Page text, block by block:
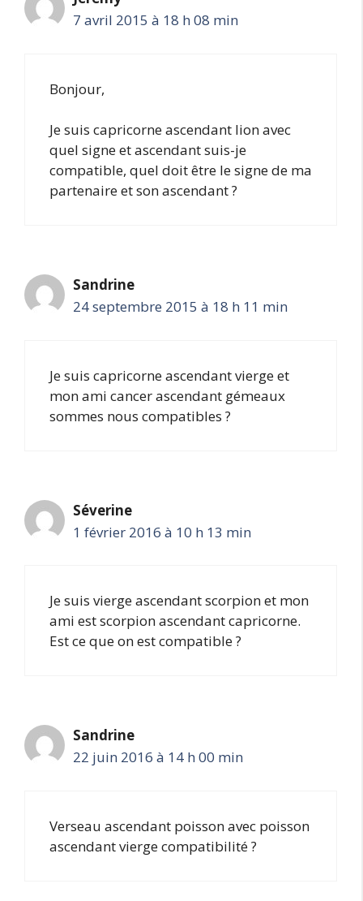
7 avril 2015 à 18 h 08 min
Bonjour,
Je suis capricorne ascendant lion avec
quel signe et ascendant suis-je
compatible, quel doit être le signe de ma
partenaire et son ascendant ?
Sandrine
24 septembre 2015 à 18 h 11 min
Je suis capricorne ascendant vierge et
mon ami cancer ascendant gémeaux
sommes nous compatibles ?
Séverine
1 février 2016 à 10 h 13 min
Je suis vierge ascendant scorpion et mon
ami est scorpion ascendant capricorne.
Est ce que on est compatible ?
Sandrine
22 juin 2016 à 14 h 00 min
Verseau ascendant poisson avec poisson
ascendant vierge compatibilité ?